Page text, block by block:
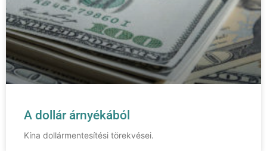
A dollár árnyékából
Kína dollármentesítési törekvései.